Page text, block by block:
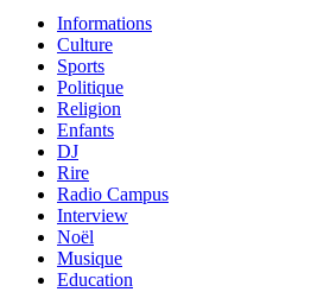
Informations
Culture
Sports
Politique
Religion
Enfants
DJ
Rire
Radio Campus
Interview
Noël
Musique
Education